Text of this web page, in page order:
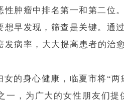
性肿瘤中排名第一和第二位
想早发现，筛查是关键。通
发病率，大大提高患者的治
女的身心健康，临夏市将“两
一，为广大的女性朋友们提